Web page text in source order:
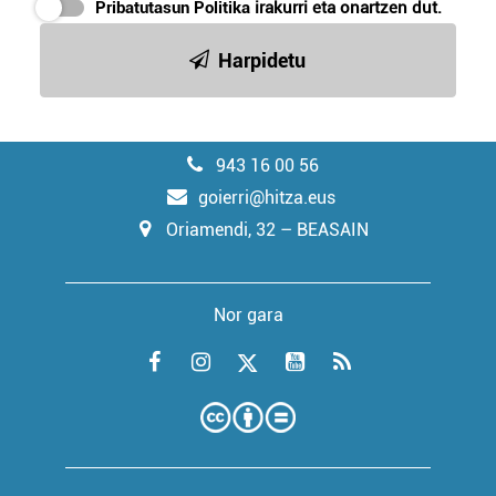
Pribatutasun Politika irakurri eta onartzen dut.
Harpidetu
943 16 00 56
goierri@hitza.eus
Oriamendi, 32 – BEASAIN
Nor gara